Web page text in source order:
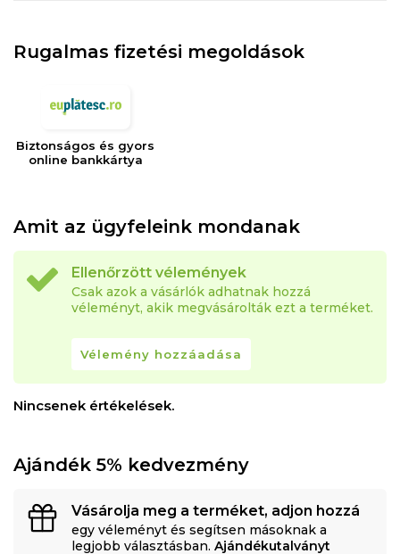
Rugalmas fizetési megoldások
Biztonságos és gyors
online bankkártya
Amit az ügyfeleink mondanak
Ellenőrzött vélemények
Csak azok a vásárlók adhatnak hozzá
véleményt, akik megvásárolták ezt a terméket.
Vélemény hozzáadása
Nincsenek értékelések.
Ajándék 5% kedvezmény
Vásárolja meg a terméket, adjon hozzá
egy véleményt és segítsen másoknak a
legjobb választásban. Ajándékutalványt